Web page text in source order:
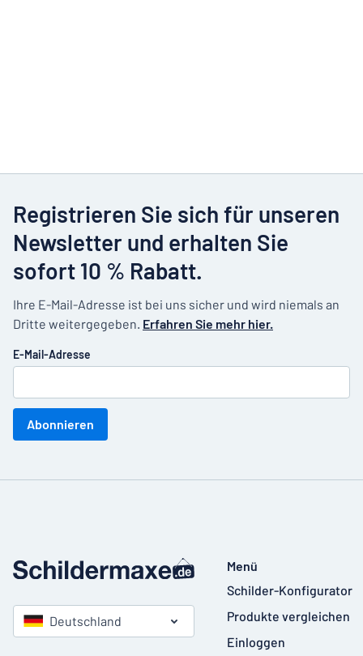
Registrieren Sie sich für unseren
Newsletter und erhalten Sie
sofort 10 % Rabatt.
Ihre E-Mail-Adresse ist bei uns sicher und wird niemals an
Dritte weitergegeben. Erfahren Sie mehr hier.
E-Mail-Adresse
Abonnieren
Deutschland
Menü
Schilder-Konfigurator
Produkte vergleichen
Einloggen